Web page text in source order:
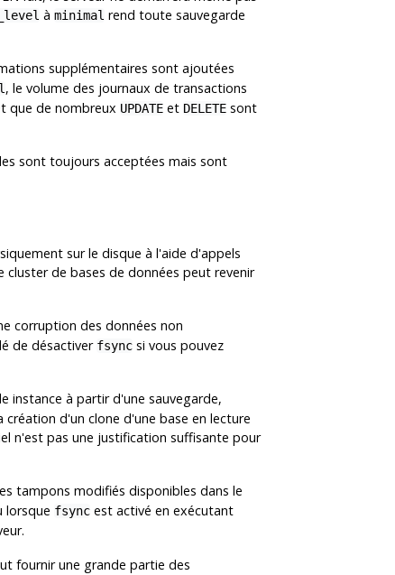
à minimal rend toute sauvegarde
supplémentaires sont ajoutées
, le volume des journaux de transactions
que de nombreux UPDATE et DELETE sont
sont toujours acceptées mais sont
sur le disque à l'aide d'appels
cluster de bases de données peut revenir
corruption des données non
de désactiver fsync si vous pouvez
instance à partir d'une sauvegarde,
d'un clone d'une base en lecture
n'est pas une justification suffisante pour
tampons modifiés disponibles dans le
lorsque fsync est activé en exécutant
fournir une grande partie des